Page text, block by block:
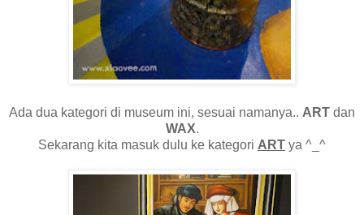
Ada dua kategori di museum ini, sesuai namanya.. ART dan
WAX.
Sekarang kita masuk dulu ke kategori ART ya ^_^